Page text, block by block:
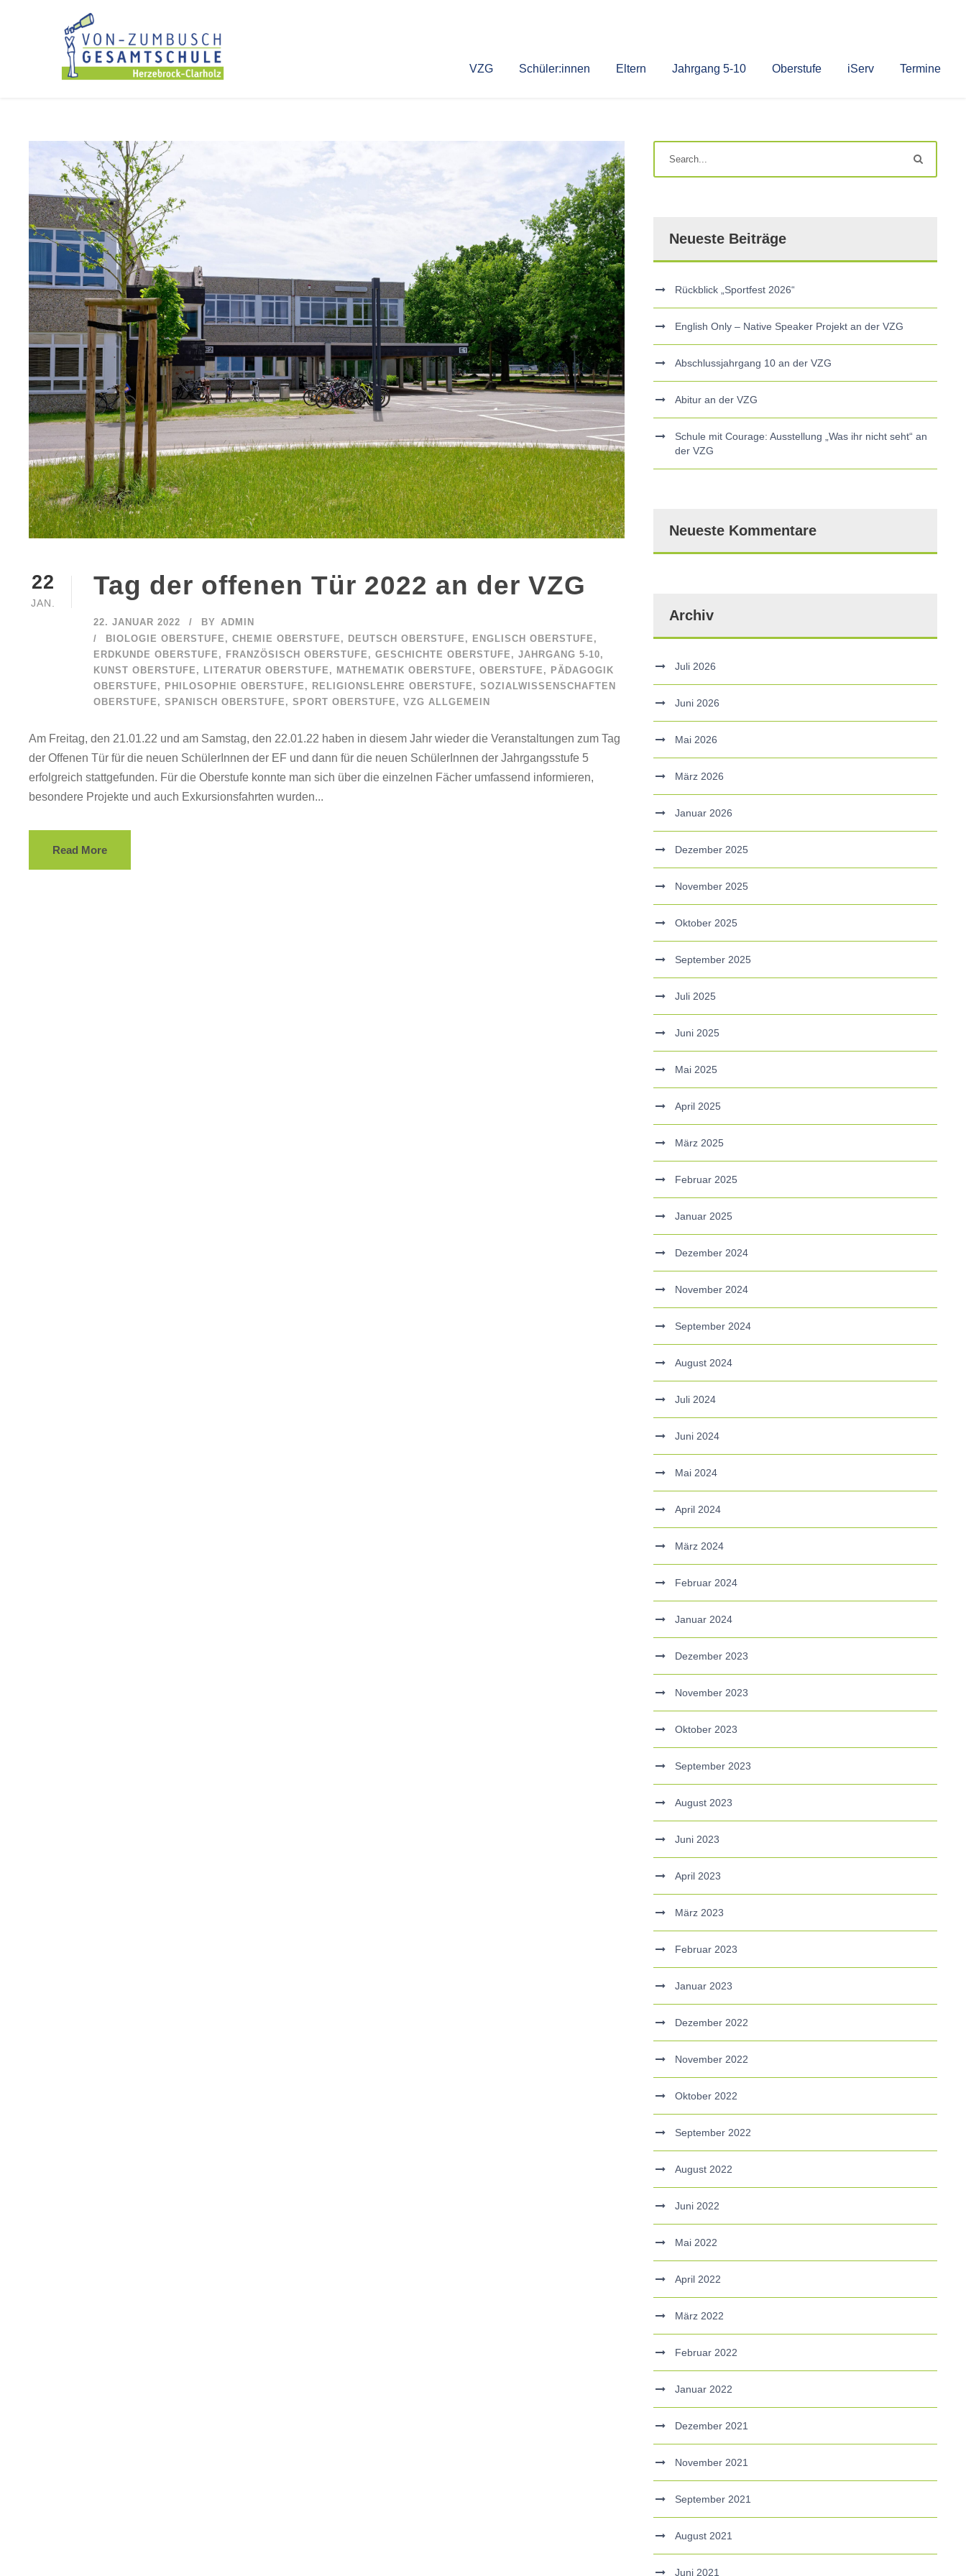
VZG Schüler:innen Eltern Jahrgang 5-10 Oberstufe iServ Termine
22
JAN.
Tag der offenen Tür 2022 an der VZG
22. JANUAR 2022 BY
ADMIN
BIOLOGIE OBERSTUFE , CHEMIE OBERSTUFE , DEUTSCH OBERSTUFE , ENGLISCH OBERSTUFE ,
ERDKUNDE OBERSTUFE , FRANZÖSISCH OBERSTUFE , GESCHICHTE OBERSTUFE , JAHRGANG 5-10,
KUNST OBERSTUFE , LITERATUR OBERSTUFE , MATHEMATIK OBERSTUFE , OBERSTUFE , PÄDAGOGIK
OBERSTUFE , PHILOSOPHIE OBERSTUFE , RELIGIONSLEHRE OBERSTUFE , SOZIALWISSENSCHAFTEN
OBERSTUFE , SPANISCH OBERSTUFE , SPORT OBERSTUFE , VZG ALLGEMEIN
Am Freitag, den 21.01.22 und am Samstag, den 22.01.22 haben in diesem Jahr wieder die Veranstaltungen zum Tag
der Offenen Tür für die neuen SchülerInnen der EF und dann für die neuen SchülerInnen der Jahrgangsstufe 5
erfolgreich stattgefunden. Für die Oberstufe konnte man sich über die einzelnen Fächer umfassend informieren,
besondere Projekte und auch Exkursionsfahrten wurden...
Read More
Neueste Beiträge
Rückblick „Sportfest 2026“
English Only – Native Speaker Projekt an der VZG
Abschlussjahrgang 10 an der VZG
Abitur an der VZG
Schule mit Courage: Ausstellung „Was ihr nicht seht“ an
der VZG
Neueste Kommentare
Archiv
Juli 2026
Juni 2026
Mai 2026
März 2026
Januar 2026
Dezember 2025
November 2025
Oktober 2025
September 2025
Juli 2025
Juni 2025
Mai 2025
April 2025
März 2025
Februar 2025
Januar 2025
Dezember 2024
November 2024
September 2024
August 2024
Juli 2024
Juni 2024
Mai 2024
April 2024
März 2024
Februar 2024
Januar 2024
Dezember 2023
November 2023
Oktober 2023
September 2023
August 2023
Juni 2023
April 2023
März 2023
Februar 2023
Januar 2023
Dezember 2022
November 2022
Oktober 2022
September 2022
August 2022
Juni 2022
Mai 2022
April 2022
März 2022
Februar 2022
Januar 2022
Dezember 2021
November 2021
September 2021
August 2021
Juni 2021